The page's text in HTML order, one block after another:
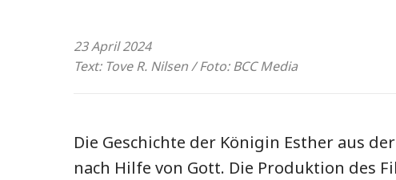
23 April 2024
Text: Tove R. Nilsen / Foto: BCC Media
Die Geschichte der Königin Esther aus
nach Hilfe von Gott. Die Produktion des